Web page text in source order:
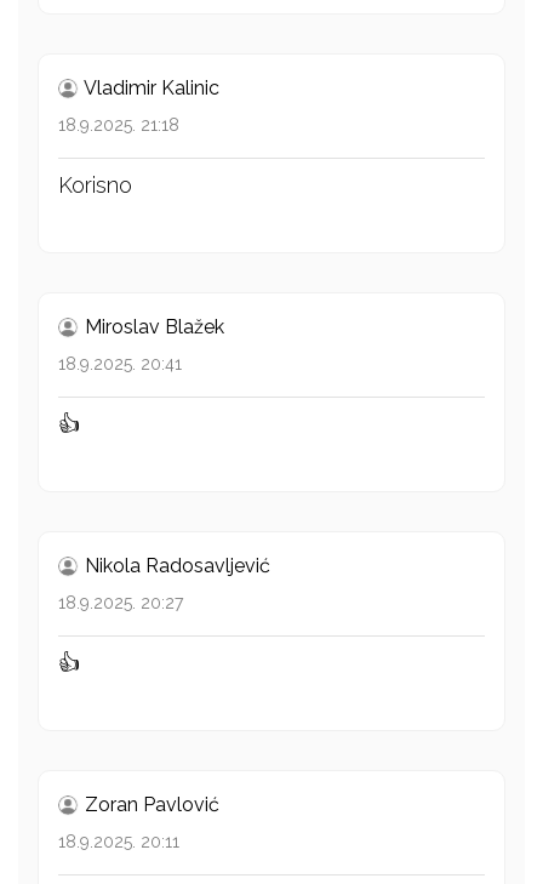
Vladimir Kalinic
18.9.2025. 21:18
Korisno
Miroslav Blažek
18.9.2025. 20:41
👍
Nikola Radosavljević
18.9.2025. 20:27
👍
Zoran Pavlović
18.9.2025. 20:11